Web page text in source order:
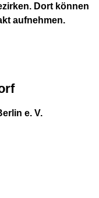
Dort können
aufnehmen.
e. V.